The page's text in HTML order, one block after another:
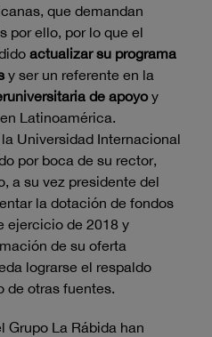
que demandan
por ello, por lo que el
actualizar su programa
y ser un referente en la
de apoyoy
Latinoamérica.
Universidad Internacional
por boca de su rector,
a su vez presidente del
la dotación de fondos
ejercicio de 2018 y
de su oferta
lograrse el respaldo
de otras fuentes.
Grupo La Rábida han